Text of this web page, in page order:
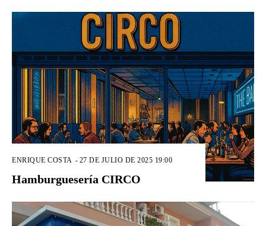
ENRIQUE COSTA - 27 DE JULIO DE 2025 19:00
Hamburguesería CIRCO